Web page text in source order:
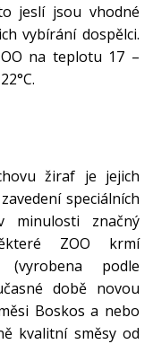
jeslí jsou vhodné
vybírání dospělci.
na teplotu 17 –
žiraf je jejich
speciálních
minulosti značný
ZOO krmí
podle
době novou
Boskos a nebo
kvalitní směsy od